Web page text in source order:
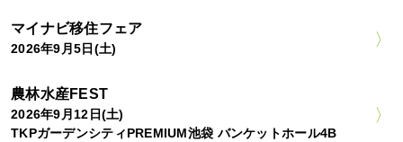
マイナビ移住フェア
2026年9月5日(土)
農林水産FEST
2026年9月12日(土)
TKPガーデンシティPREMIUM池袋 バンケットホール4B